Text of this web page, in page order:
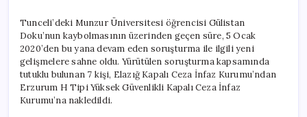
Yaşandı
için
Tunceli’deki Munzur Üniversitesi öğrencisi Gülistan
Doku’nun kaybolmasının üzerinden geçen süre, 5 Ocak
2020’den bu yana devam eden soruşturma ile ilgili yeni
gelişmelere sahne oldu. Yürütülen soruşturma kapsamında
tutuklu bulunan 7 kişi, Elazığ Kapalı Ceza İnfaz Kurumu’ndan
Erzurum H Tipi Yüksek Güvenlikli Kapalı Ceza İnfaz
Kurumu’na nakledildi.